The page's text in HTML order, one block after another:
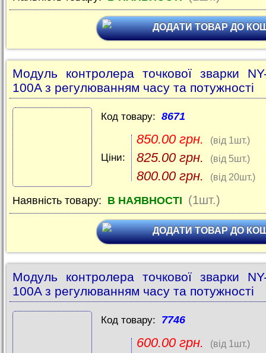
ДОДАТИ ТОВАР ДО
Модуль контролера точкової зварки
100A з регулюванням часу та потужності
Код товару: 8671
Ціни:
850.00 грн. (від 1шт.)
825.00 грн. (від 5шт.)
800.00 грн. (від 20шт.)
Наявність товару: В НАЯВНОСТІ (1шт.)
ДОДАТИ ТОВАР ДО
Модуль контролера точкової зварки
100A з регулюванням часу та потужності
Код товару: 7746
600.00 грн. (від 1шт.)